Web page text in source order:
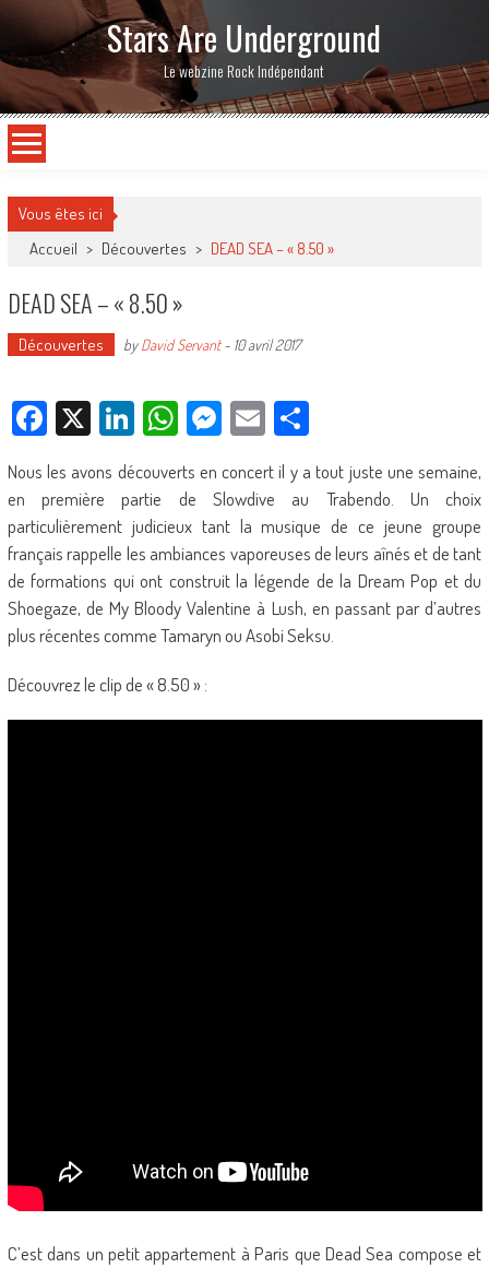
Stars Are Underground
Le webzine Rock Indépendant
Vous êtes ici
Accueil > Découvertes > DEAD SEA – « 8.50 »
DEAD SEA – « 8.50 »
Découvertes byDavid Servant- 10 avril 2017
Facebook
X LinkedIn
WhatsApp
Messenger
EmailPartager
Nous les avons découverts en concert il y a tout juste une semaine,
en première partie de Slowdive au Trabendo. Un choix
particulièrement judicieux tant la musique de ce jeune groupe
français rappelle les ambiances vaporeuses de leurs aînés et de tant
de formations qui ont construit la légende de la Dream Pop et du
Shoegaze, de My Bloody Valentine à Lush, en passant par d’autres
plus récentes comme Tamaryn ou Asobi Seksu.
Découvrez le clip de « 8.50 » :
C’est dans un petit appartement à Paris que Dead Sea compose et